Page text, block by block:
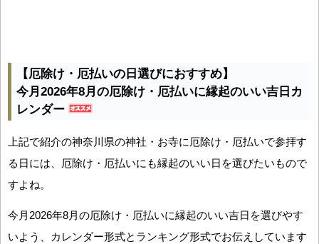
【厄除け・厄払いの日選びにおすすめ】
今月2026年8月の厄除け・厄払いに縁起のいい吉日カ
レンダー
上記で紹介の神奈川県の神社・お寺に厄除け・厄払いで参拝す
る日には、厄除け・厄払いにも縁起のいい日を選びたいもので
すよね。
今月2026年8月の厄除け・厄払いに縁起のいい吉日を選びやす
いよう、カレンダー形式とランキング形式でお伝えしています